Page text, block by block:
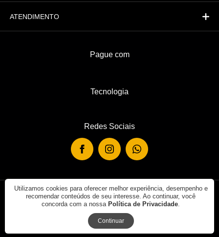
ATENDIMENTO
Pague com
Tecnologia
Redes Sociais
© 2019 - Rei de Casa. Todos os direitos reservados.
Utilizamos cookies para oferecer melhor experiência, desempenho e
recomendar conteúdos de seu interesse. Ao continuar, você
concorda com a nossa Política de Privacidade.
Continuar